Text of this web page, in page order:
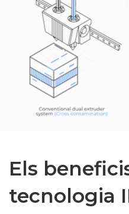
Els
tecnologia